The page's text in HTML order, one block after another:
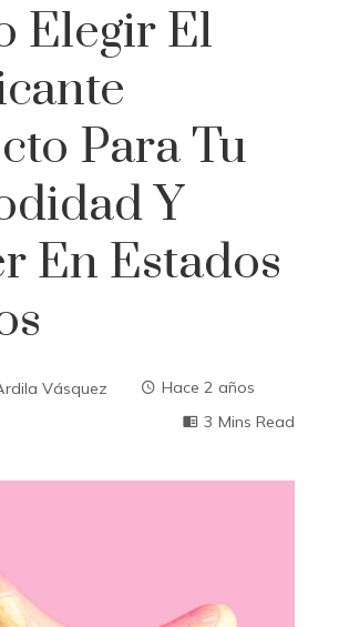
Elegir El
Para Tu
Y
En Estados
Vásquez
Hace 2 años
3 Mins Read